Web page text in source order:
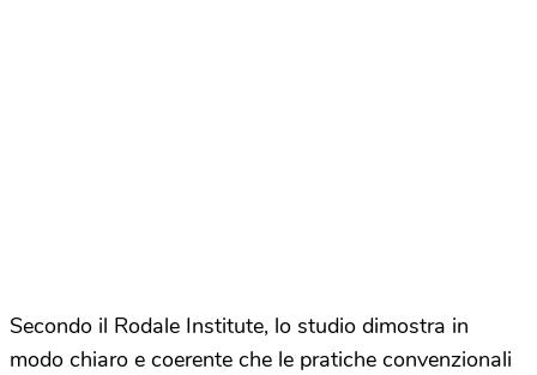
Secondo il Rodale Institute, lo studio dimostra in
modo chiaro e coerente che le pratiche convenzionali